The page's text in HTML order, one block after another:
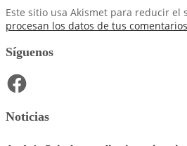
Este sitio usa Akismet para reducir el
procesan los datos de tus comentarios
Síguenos
Facebook
Noticias